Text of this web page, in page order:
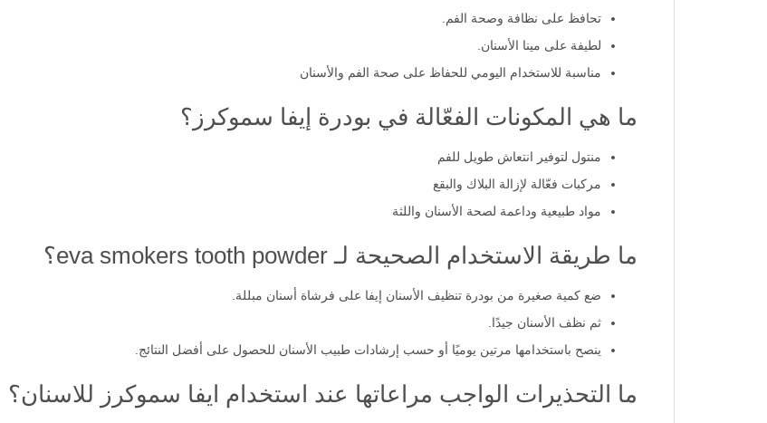
تحافظ على نظافة وصحة الفم.
لطيفة على مينا الأسنان.
مناسبة للاستخدام اليومي للحفاظ على صحة الفم والأسنان
ما هي المكونات الفعّالة في بودرة إيفا سموكرز؟
منتول لتوفير انتعاش طويل للفم
مركبات فعّالة لإزالة البلاك والبقع
مواد طبيعية وداعمة لصحة الأسنان واللثة
ما طريقة الاستخدام الصحيحة لـ eva smokers tooth powder؟
ضع كمية صغيرة من بودرة تنظيف الأسنان إيفا على فرشاة أسنان مبللة.
ثم نظف الأسنان جيدًا.
ينصح باستخدامها مرتين يوميًا أو حسب إرشادات طبيب الأسنان للحصول على أفضل النتائج.
ما التحذيرات الواجب مراعاتها عند استخدام ايفا سموكرز للاسنان؟